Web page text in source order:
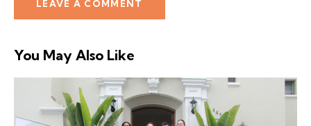
You May Also Like